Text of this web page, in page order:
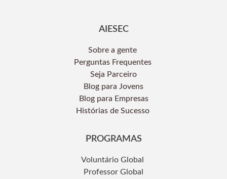
AIESEC
Sobre a gente
Perguntas Frequentes
Seja Parceiro
Blog para Jovens
Blog para Empresas
Histórias de Sucesso
PROGRAMAS
Voluntário Global
Professor Global